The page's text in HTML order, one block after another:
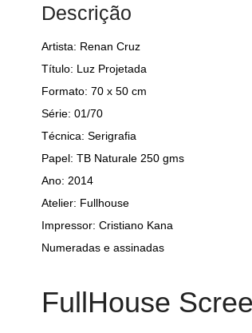
Descrição
Artista: Renan Cruz
Título: Luz Projetada
Formato: 70 x 50 cm
Série: 01/70
Técnica: Serigrafia
Papel: TB Naturale 250 gms
Ano: 2014
Atelier: Fullhouse
Impressor: Cristiano Kana
Numeradas e assinadas
FullHouse